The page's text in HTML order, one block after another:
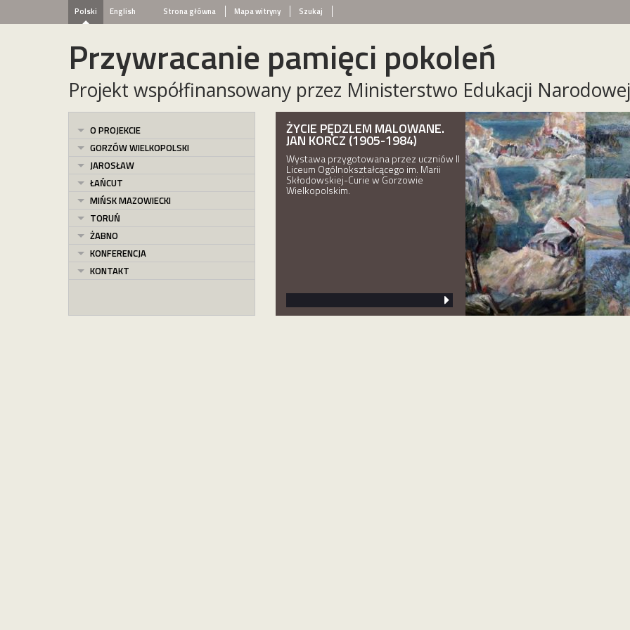
Polski English Strona główna Mapa witryny Szukaj
Przywracanie pamięci pokoleń
Projekt współfinansowany przez Ministerstwo Edukacji Narodowej
O PROJEKCIE
GORZÓW WIELKOPOLSKI
JAROSŁAW
ŁAŃCUT
MIŃSK MAZOWIECKI
TORUŃ
ŻABNO
KONFERENCJA
KONTAKT
ŻYCIE PĘDZLEM MALOWANE.
JAN KORCZ (1905-1984)
Wystawa przygotowana przez uczniów II
Liceum Ogólnokształcącego im. Marii
Skłodowskiej-Curie w Gorzowie
Wielkopolskim.